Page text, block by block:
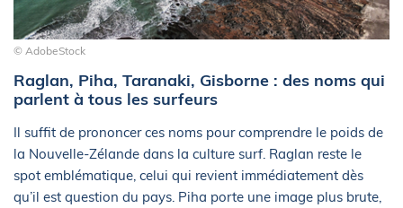
© AdobeStock
Raglan, Piha, Taranaki, Gisborne : des noms qui
parlent à tous les surfeurs
Il suffit de prononcer ces noms pour comprendre le poids de
la Nouvelle-Zélande dans la culture surf. Raglan reste le
spot emblématique, celui qui revient immédiatement dès
qu’il est question du pays. Piha porte une image plus brute,